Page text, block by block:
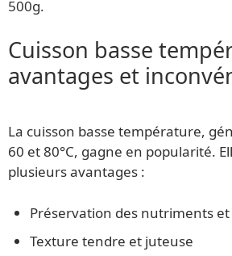
500g.
Cuisson basse
avantages et
La cuisson basse température,
60 et 80°C, gagne en popularité.
plusieurs avantages :
Préservation des nutriments
Texture tendre et juteuse